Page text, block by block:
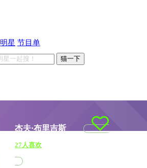
明星 节目单
猫一下
杰夫·布里吉斯
27人喜欢